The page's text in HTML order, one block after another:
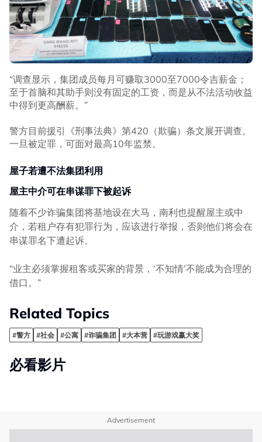
“调查显示，集团成员每月可赚取3000至7000令吉薪金；
至于首脑和其助手则没有固定的工资，而是从不法活动收益
中得到更高酬薪。”
警方目前援引《刑事法典》第420（欺骗）条文展开调查。
一旦被定罪，可面对最高10年监禁。
屋子若遭不法集团利用
屋主中介可在串谋罪下被起诉
随着不少诈骗集团将基地设在大马，南利也提醒屋主或中
介，若租户存有犯罪行为，应该进行举报，否则他们将会在
串谋罪名下遭起诉。
“业主必须掌握租客或买家的背景，‘不知情’不能成为合理的
借口。”
Related Topics
#警方 #社会 #公寓 #诈骗集团 #大本营 #玩游戏赢大奖
必看影片
Advertisement